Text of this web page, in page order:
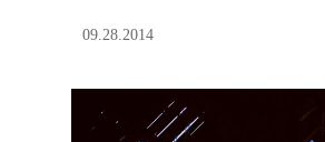
09.28.2014